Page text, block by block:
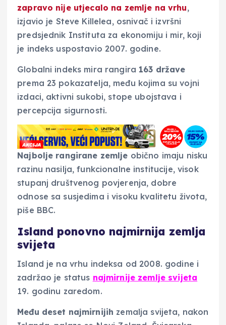
zapravo nije utjecalo na zemlje na vrhu,
izjavio je Steve Killelea, osnivač i izvršni
predsjednik Instituta za ekonomiju i mir, koji
je indeks uspostavio 2007. godine.
Globalni indeks mira rangira 163 države
prema 23 pokazatelja, među kojima su vojni
izdaci, aktivni sukobi, stope ubojstava i
percepcija sigurnosti.
Najbolje rangirane zemlje obično imaju nisku
razinu nasilja, funkcionalne institucije, visok
stupanj društvenog povjerenja, dobre
odnose sa susjedima i visoku kvalitetu života,
piše BBC.
Island ponovno najmirnija zemlja
svijeta
Island je na vrhu indeksa od 2008. godine i
zadržao je status najmirnije zemlje svijeta
19. godinu zaredom.
Među deset najmirnijih zemalja svijeta, nakon